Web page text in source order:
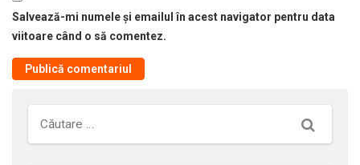
Salvează-mi numele și emailul în acest navigator pentru data
viitoare când o să comentez.
Căutare